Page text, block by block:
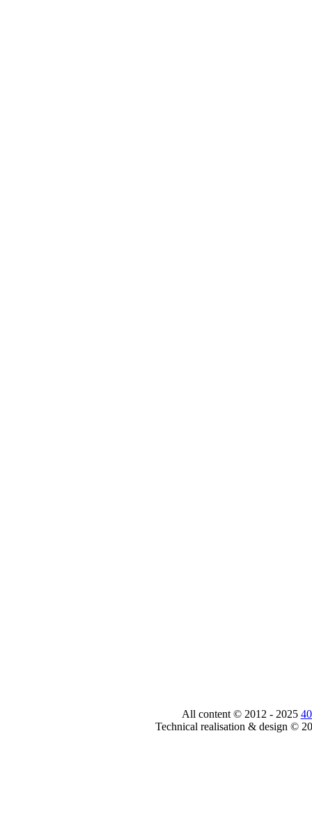
All content © 2012 - 2025
Technical realisation & design ©